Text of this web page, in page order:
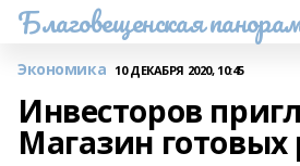
Благовещенская
Экономика 10 ДЕКАБРЯ 2020, 10:45
Инвесторов
Магазин